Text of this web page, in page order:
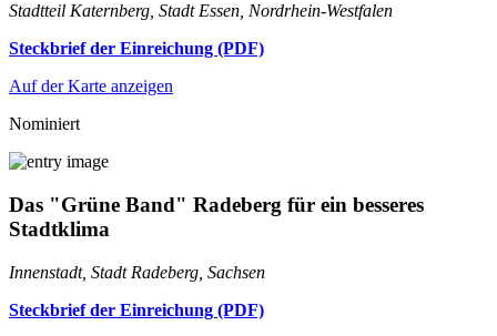
Stadtteil Katernberg, Stadt Essen, Nordrhein-Westfalen
Steckbrief der Einreichung (PDF)
Auf der Karte anzeigen
Nominiert
Das "Grüne Band" Radeberg für ein besseres
Stadtklima
Innenstadt, Stadt Radeberg, Sachsen
Steckbrief der Einreichung (PDF)